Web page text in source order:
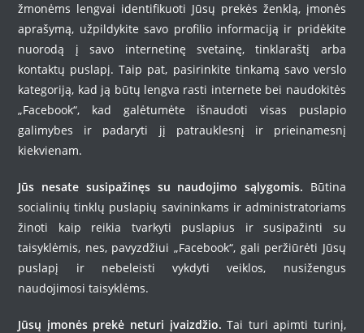
žmonėms lengvai identifikuoti Jūsų prekės ženklą, įmonės
aprašymą, užpildykite savo profilio informaciją ir pridėkite
nuorodą į savo internetinę svetainę, tinklaraštį arba
kontaktų puslapį. Taip pat, pasirinkite tinkamą savo verslo
kategoriją, kad ją būtų lengva rasti internete bei naudokitės
„Facebook“, kad galėtumėte išnaudoti visas puslapio
galimybes ir padaryti jį patrauklesnį ir prieinamesnį
kiekvienam.
Jūs nesate susipažinęs su naudojimo sąlygomis. Būtina
socialinių tinklų puslapių savininkams ir administratoriams
žinoti kaip reikia tvarkyti puslapius ir susipažinti su
taisyklėmis, nes, pavyzdžiui „Facebook“, gali peržiūrėti Jūsų
puslapį ir nebeleisti vykdyti veiklos, nusižengus
naudojimosi taisyklėms.
Jūsų įmonės prekė neturi įvaizdžio.Tai turi apimti turinį,